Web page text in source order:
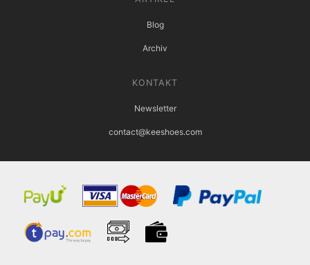
Blog
Archiv
KONTAKT
Newsletter
contact@keeshoes.com